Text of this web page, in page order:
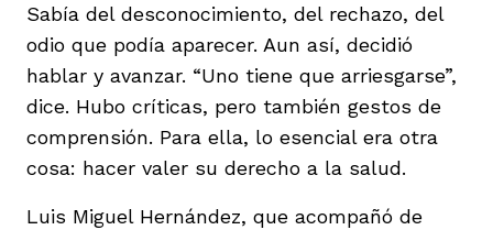
Sabía del desconocimiento, del rechazo, del
odio que podía aparecer. Aun así, decidió
hablar y avanzar. “Uno tiene que arriesgarse”,
dice. Hubo críticas, pero también gestos de
comprensión. Para ella, lo esencial era otra
cosa: hacer valer su derecho a la salud.
Luis Miguel Hernández, que acompañó de